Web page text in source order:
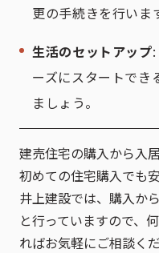
更の手続きを行いま
生活のセットアップ
ーズにスタートでき
ましょう。
建売住宅の購入から入
初めての住宅購入でも
井上建設では、購入か
と行っていますので、
ればお気軽にご相談く